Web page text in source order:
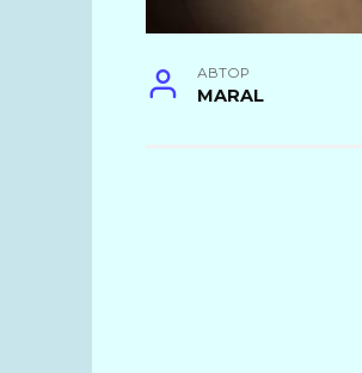
АВТОР
MARAL